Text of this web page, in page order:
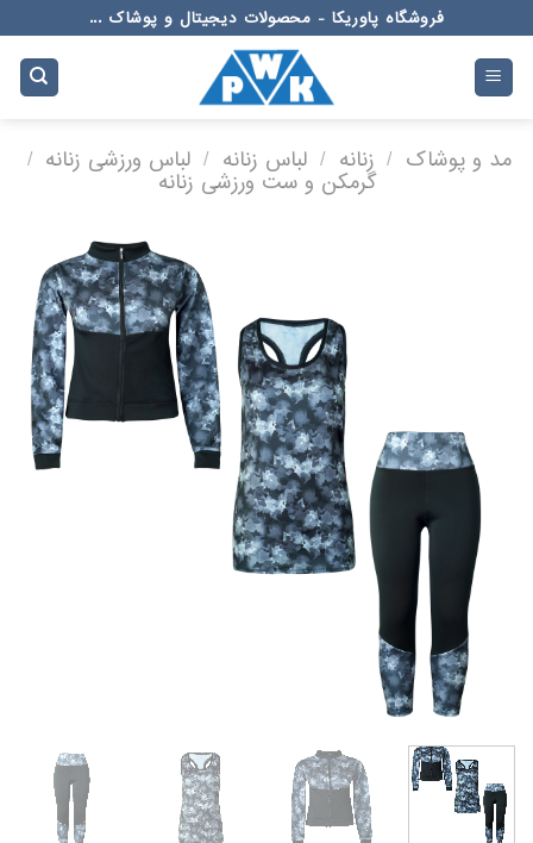
to
content
فروشگاه پاوریکا - محصولات دیجیتال و پوشاک ...
مد و پوشاک / زنانه / لباس زنانه / لباس ورزشی زنانه /
گرمکن و ست ورزشی زنانه